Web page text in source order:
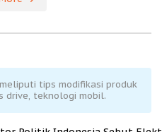
tips modifikasi produk
drive, teknologi mobil.